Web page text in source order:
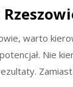
warto
Nie